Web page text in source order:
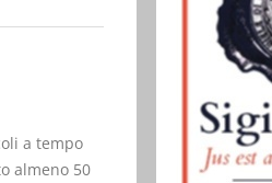
a tempo
almeno 50